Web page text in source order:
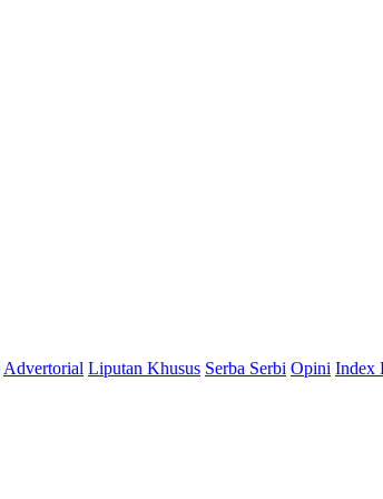
Advertorial Liputan Khusus Serba Serbi Opini Index